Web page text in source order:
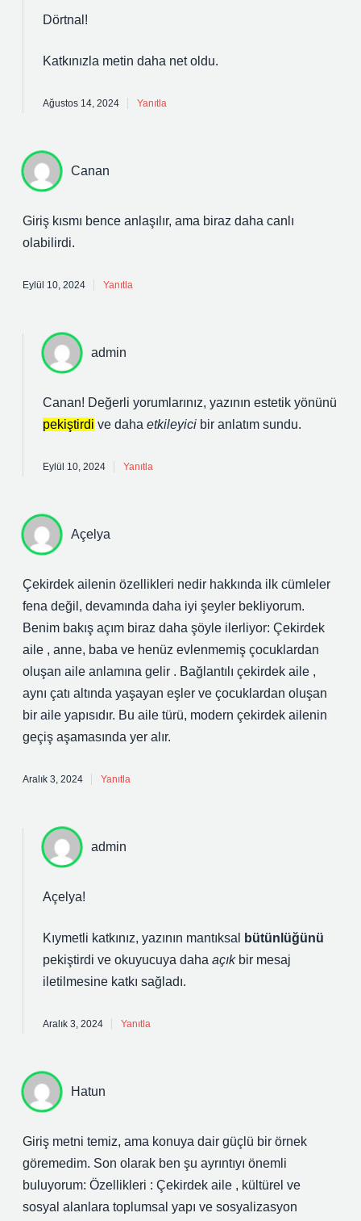
Dörtnal!
Katkınızla metin daha netoldu.
Ağustos 14, 2024 Yanıtla
Canan
Giriş kısmı bence anlaşılır, ama biraz daha canlı
olabilirdi.
Eylül 10, 2024 Yanıtla
admin
Canan! Değerli yorumlarınız, yazının estetik yönünü
pekiştirdi ve daha etkileyici bir anlatım sundu.
Eylül 10, 2024 Yanıtla
Açelya
Çekirdek ailenin özellikleri nedir hakkında ilk cümleler
fena değil, devamında daha iyi şeyler bekliyorum.
Benim bakış açım biraz daha şöyle ilerliyor: Çekirdek
aile , anne, baba ve henüz evlenmemiş çocuklardan
oluşan aile anlamına gelir . Bağlantılı çekirdek aile ,
aynı çatı altında yaşayan eşler ve çocuklardan oluşan
bir aile yapısıdır. Bu aile türü, modern çekirdek ailenin
geçiş aşamasında yer alır.
Aralık 3, 2024 Yanıtla
admin
Açelya!
Kıymetli katkınız, yazının mantıksal
bütünlüğünü
pekiştirdi ve okuyucuya daha açıkbir mesaj
iletilmesine katkı sağladı.
Aralık 3, 2024 Yanıtla
Hatun
Giriş metni temiz, ama konuya dair güçlü bir örnek
göremedim. Son olarak ben şu ayrıntıyı önemli
buluyorum: Özellikleri : Çekirdek aile , kültürel ve
sosyal alanlara toplumsal yapı ve sosyalizasyon